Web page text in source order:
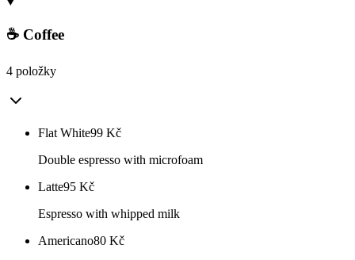
☕ Coffee
4 položky
Flat White99 Kč
Double espresso with microfoam
Latte95 Kč
Espresso with whipped milk
Americano80 Kč